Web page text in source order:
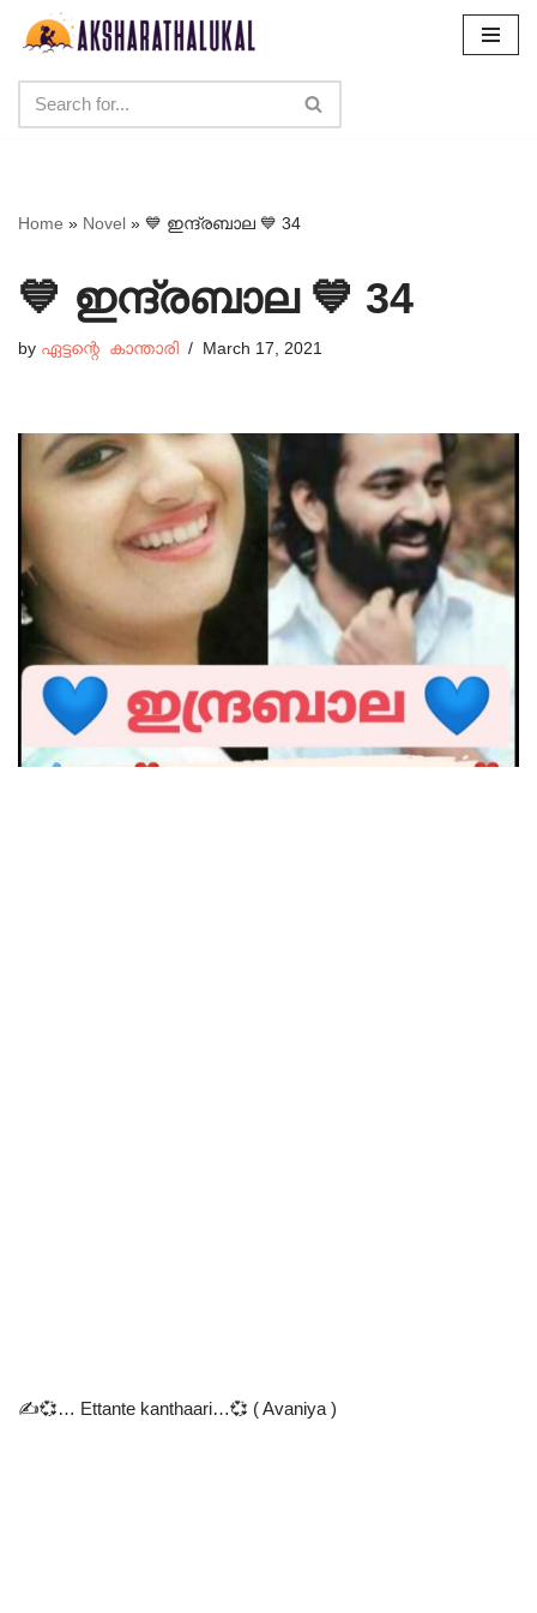
content
Home » Novel » 💙 ഇന്ദ്രബാല 💙 34
💙 ഇന്ദ്രബാല 💙 34
by ഏട്ടന്റെ കാന്താരി March 17, 2021
✍️💞… Ettante kanthaari…💞 ( Avaniya )